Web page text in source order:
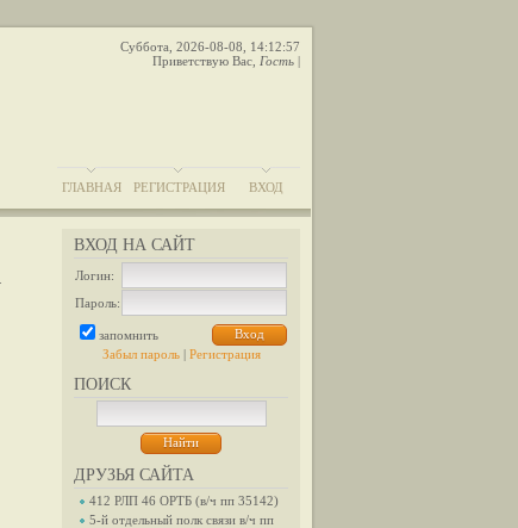
Суббота, 2026-08-08, 14:12:57
Приветствую Вас Гость |
ГЛАВНАЯ РЕГИСТРАЦИЯ ВХОД
ВХОД НА САЙТ
Логин:
Пароль:
запомнить
Забыл пароль| Регистрация
ПОИСК
ДРУЗЬЯ САЙТА
412 РЛП 46 ОРТБ (в/ч пп 35142)
5-й отдельный полк связи в/ч пп